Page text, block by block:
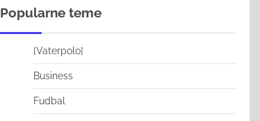
Popularne teme
[Vaterpolo]
Business
Fudbal